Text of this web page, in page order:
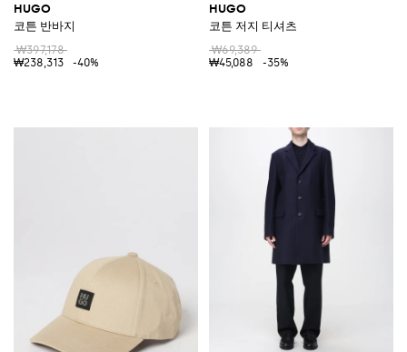
HUGO
코튼 반바지
₩397,178
₩238,313
-40%
HUGO
코튼 저지 티셔츠
₩69,389
₩45,088
-35%